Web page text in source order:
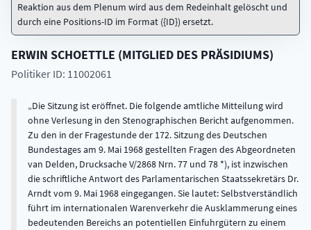
Reaktion aus dem Plenum wird aus dem Redeinhalt gelöscht und
durch eine Positions-ID im Format ({ID}) ersetzt.
ERWIN SCHOETTLE (MITGLIED DES PRÄSIDIUMS)
Politiker ID: 11002061
Die Sitzung ist eröffnet. Die folgende amtliche Mitteilung wird
ohne Verlesung in den Stenographischen Bericht aufgenommen.
Zu den in der Fragestunde der 172. Sitzung des Deutschen
Bundestages am 9. Mai 1968 gestellten Fragen des Abgeordneten
van Delden, Drucksache V/2868 Nrn. 77 und 78 *), ist inzwischen
die schriftliche Antwort des Parlamentarischen Staatssekretärs Dr.
Arndt vom 9. Mai 1968 eingegangen. Sie lautet: Selbstverständlich
führt im internationalen Warenverkehr die Ausklammerung eines
bedeutenden Bereichs an potentiellen Einfuhrgütern zu einem